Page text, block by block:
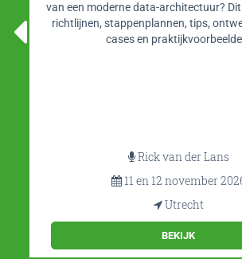
van een moderne data-architectuur?
richtlijnen, stappenplannen, tips,
cases en
Rick van der Lans
11 en 12 november
Utrecht
BEKIJK